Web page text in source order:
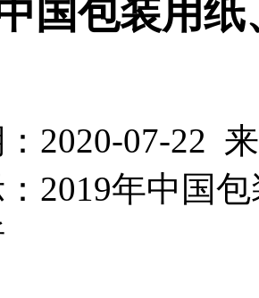
国包装用
2020-07-22
2019年中国